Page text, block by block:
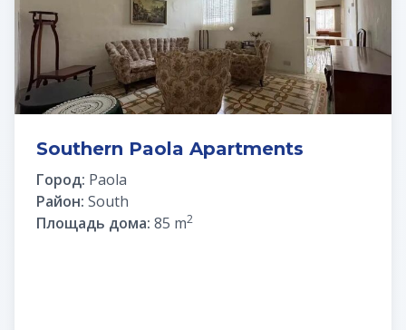
Southern Paola Apartments
Город: Paola
Район: South
Площадь дома: 85 m2